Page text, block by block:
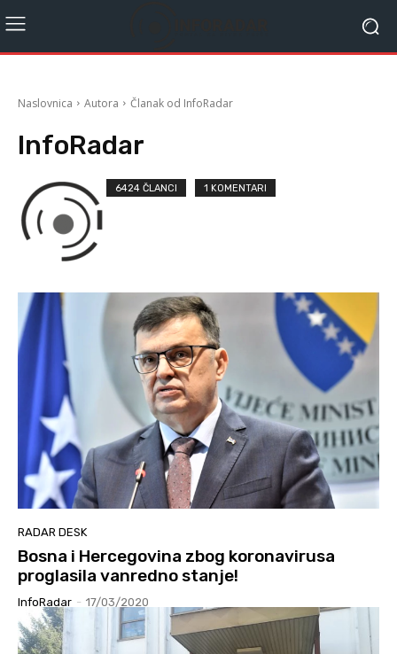
Naslovnica Autora Članak od InfoRadar
InfoRadar
6424 ČLANCI 1 KOMENTARI
RADAR DESK
Bosna i Hercegovina zbog koronavirusa
proglasila vanredno stanje!
InfoRadar - 17/03/2020